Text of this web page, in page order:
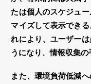
たは個人のスケジュ
マイズして表示でき
れにより、ユーザー
うになり、情報収集の
また、 環境負荷低減